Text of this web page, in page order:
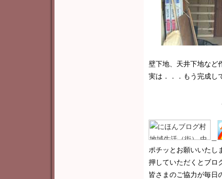
壁下地、天井下地など
実は．．．もう完成し
ポチッとお願いいたし
押していただくとブロ
皆さまのご協力が毎日